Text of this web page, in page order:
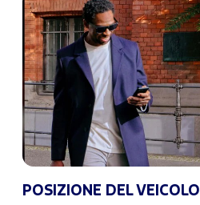
POSIZIONE DEL VEICOLO